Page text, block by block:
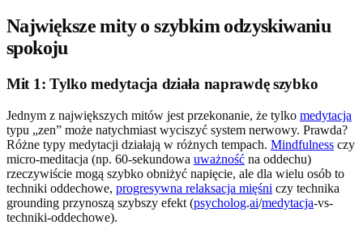
Największe mity o szybkim odzyskiwaniu
spokoju
Mit 1: Tylko medytacja działa naprawdę szybko
Jednym z największych mitów jest przekonanie, że tylko medytacja
typu „zen” może natychmiast wyciszyć system nerwowy. Prawda?
Różne typy medytacji działają w różnych tempach. Mindfulness czy
micro-meditacja (np. 60-sekundowa uważność na oddechu)
rzeczywiście mogą szybko obniżyć napięcie, ale dla wielu osób to
techniki oddechowe, progresywna relaksacja mięśni czy technika
grounding przynoszą szybszy efekt (psycholog.ai/medytacja-vs-
techniki-oddechowe).